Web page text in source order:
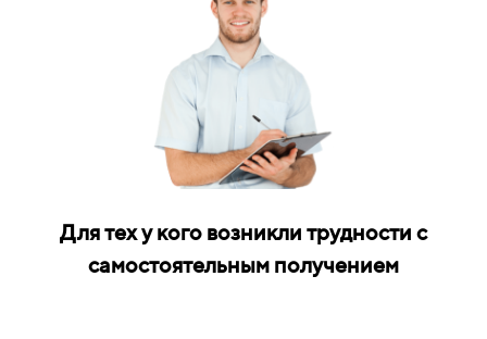
Для тех у кого возникли трудности с
самостоятельным получением